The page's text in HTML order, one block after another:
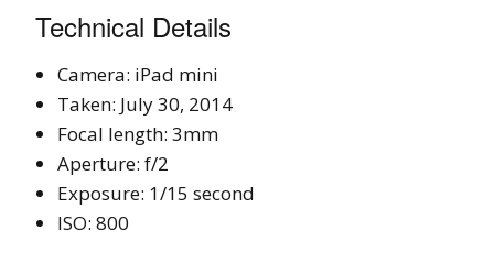
Technical Details
Camera: iPad mini
Taken: July 30, 2014
Focal length: 3mm
Aperture: f/2
Exposure: 1/15 second
ISO: 800